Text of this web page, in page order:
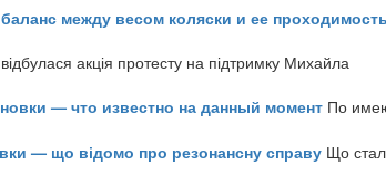
между весом коляски и ее
акція протесту на підтримку Михайла
— что известно на данный момент По
— що відомо про резонансну справу Що